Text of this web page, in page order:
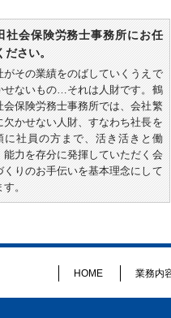
社会保険労務士事務所にお任
ださい。
がその業績をのばしていくうえで
せないもの…それは人財です。鶴
会保険労務士事務所では、会社繁
欠かせない人財、すなわち社長を
に社員の方まで、活き活きと働
能力を存分に発揮していただく会
くりのお手伝いを基本理念にして
。
HOME 業務内